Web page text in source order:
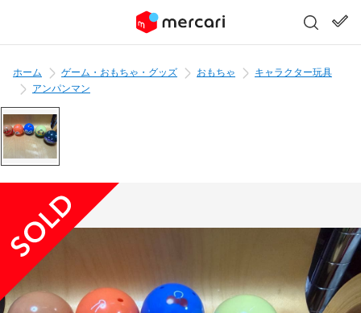
ホーム ゲーム・おもちゃ・グッズ おもちゃ
キャラクター玩具
アンパンマン